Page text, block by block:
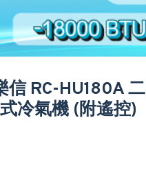
信 RC-HU180A
冷氣機 (附遙控)